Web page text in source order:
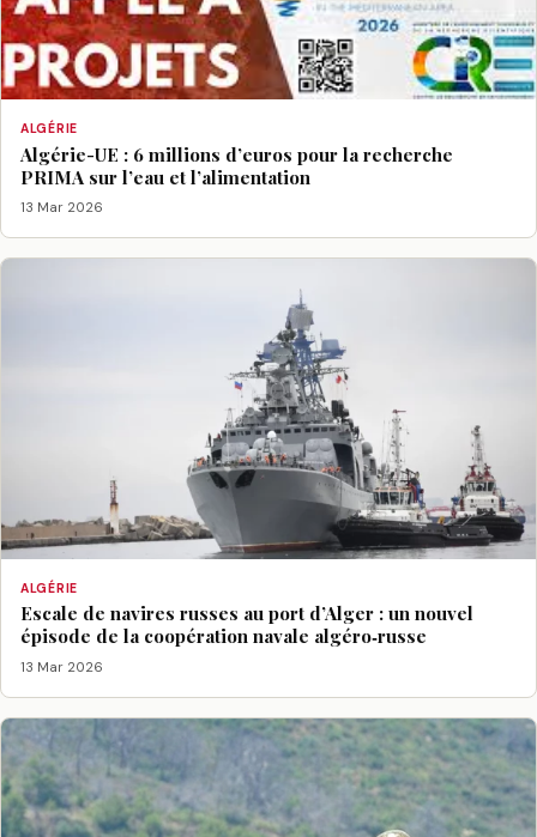
ALGÉRIE
Algérie-UE : 6 millions d’euros pour la recherche
PRIMA sur l’eau et l’alimentation
13 Mar 2026
ALGÉRIE
Escale de navires russes au port d’Alger : un nouvel
épisode de la coopération navale algéro‑russe
13 Mar 2026